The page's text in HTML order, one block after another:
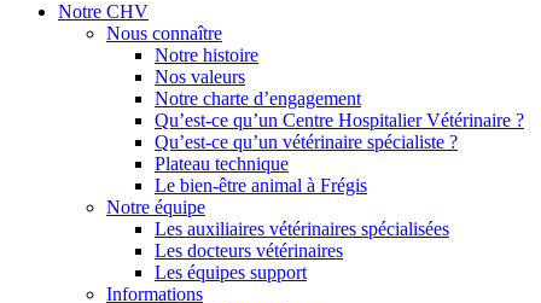
Notre CHV
Nous connaître
Notre histoire
Nos valeurs
Notre charte d’engagement
Qu’est-ce qu’un Centre Hospitalier Vétérinaire ?
Qu’est-ce qu’un vétérinaire spécialiste ?
Plateau technique
Le bien-être animal à Frégis
Notre équipe
Les auxiliaires vétérinaires spécialisées
Les docteurs vétérinaires
Les équipes support
Informations